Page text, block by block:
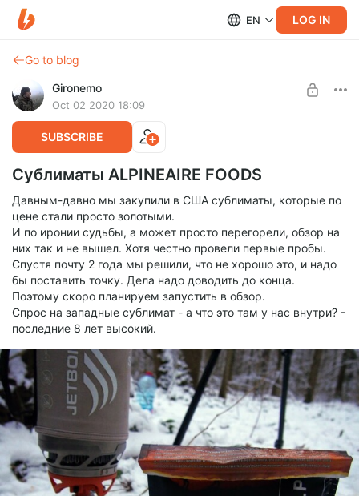
EN LOG IN
Go to blog
Gironemo
Oct 02 2020 18:09
SUBSCRIBE
Сублиматы ALPINEAIRE FOODS
Давным-давно мы закупили в США сублиматы, которые по
цене стали просто золотыми.
И по иронии судьбы, а может просто перегорели, обзор на
них так и не вышел. Хотя честно провели первые пробы.
Спустя почту 2 года мы решили, что не хорошо это, и надо
бы поставить точку. Дела надо доводить до конца.
Поэтому скоро планируем запустить в обзор.
Спрос на западные сублимат - а что это там у нас внутри? -
последние 8 лет высокий.